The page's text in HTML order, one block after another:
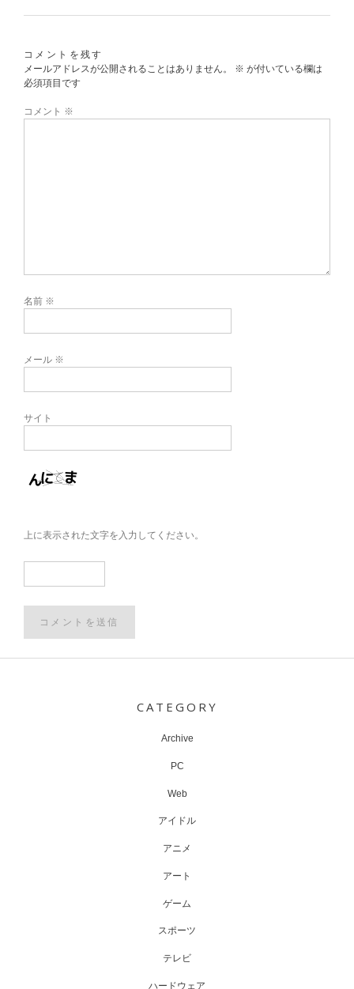
コメントを残す
メールアドレスが公開されることはありません。
※ が付いている欄は
必須項目です
コメント ※
名前 ※
メール ※
サイト
上に表示された文字を入力してください。
CATEGORY
Archive
PC
Web
アイドル
アニメ
アート
ゲーム
スポーツ
テレビ
ハードウェア